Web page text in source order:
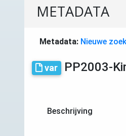
METADATA
Metadata: Nieuwe
var PP2003-
Beschrijving